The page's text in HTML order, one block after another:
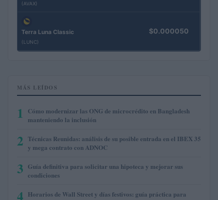
(AVAX)
Terra Luna Classic
(LUNC)
$0.000050
MÁS LEÍDOS
1
Cómo modernizar las ONG de microcrédito en Bangladesh
manteniendo la inclusión
2 Técnicas Reunidas: análisis de su posible entrada en el IBEX 35
y mega contrato con ADNOC
3 Guía definitiva para solicitar una hipoteca y mejorar sus
condiciones
4 Horarios de Wall Street y días festivos: guía práctica para